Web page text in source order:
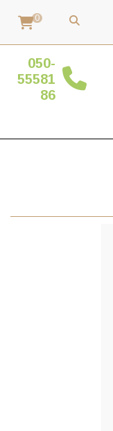
0
050-
55581
86